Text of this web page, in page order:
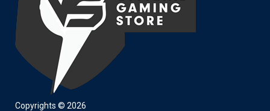
Copyrights © 2026